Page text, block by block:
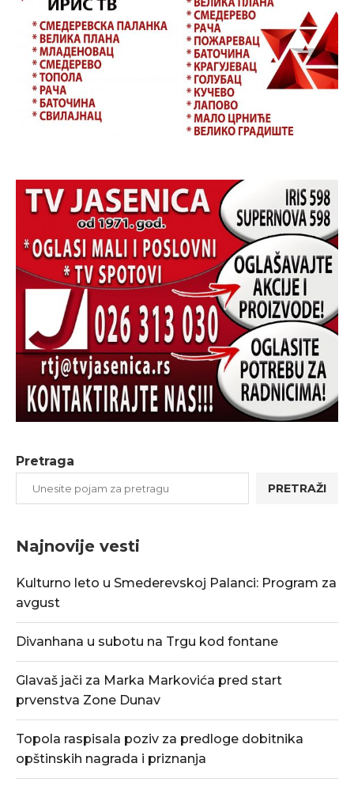
Pretraga
PRETRAŽI
Najnovije vesti
Kulturno leto u Smederevskoj Palanci: Program za
avgust
Divanhana u subotu na Trgu kod fontane
Glavaš jači za Marka Markovića pred start
prvenstva Zone Dunav
Topola raspisala poziv za predloge dobitnika
opštinskih nagrada i priznanja